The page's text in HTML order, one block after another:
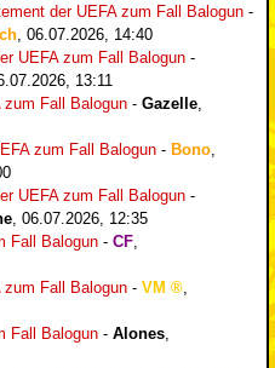
der UEFA zum Fall Balogun -
06.07.2026, 14:40
UEFA zum Fall Balogun -
13:11
zum Fall Balogun - Gazelle
zum Fall Balogun - Bono
UEFA zum Fall Balogun -
06.07.2026, 12:35
Fall Balogun - CF
zum Fall Balogun - VM
Fall Balogun - Alones